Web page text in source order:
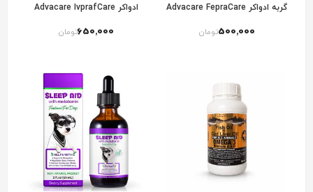
گربه ادواکر Advacare FepraCare
500٬000تومان
ادواکر Advacare IvprafCare
650٬000تومان